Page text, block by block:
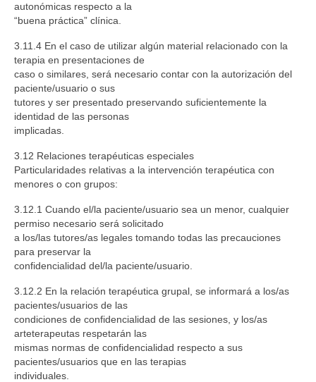
autonómicas respecto a la
“buena práctica” clínica.
3.11.4 En el caso de utilizar algún material relacionado con la
terapia en presentaciones de
caso o similares, será necesario contar con la autorización del
paciente/usuario o sus
tutores y ser presentado preservando suficientemente la
identidad de las personas
implicadas.
3.12 Relaciones terapéuticas especiales
Particularidades relativas a la intervención terapéutica con
menores o con grupos:
3.12.1 Cuando el/la paciente/usuario sea un menor, cualquier
permiso necesario será solicitado
a los/las tutores/as legales tomando todas las precauciones
para preservar la
confidencialidad del/la paciente/usuario.
3.12.2 En la relación terapéutica grupal, se informará a los/as
pacientes/usuarios de las
condiciones de confidencialidad de las sesiones, y los/as
arteterapeutas respetarán las
mismas normas de confidencialidad respecto a sus
pacientes/usuarios que en las terapias
individuales.